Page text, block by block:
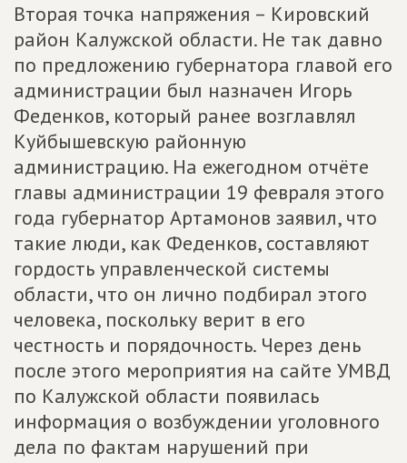
Вторая точка напряжения – Кировский
район Калужской области. Не так давно
по предложению губернатора главой его
администрации был назначен Игорь
Феденков, который ранее возглавлял
Куйбышевскую районную
администрацию. На ежегодном отчёте
главы администрации 19 февраля этого
года губернатор Артамонов заявил, что
такие люди, как Феденков, составляют
гордость управленческой системы
области, что он лично подбирал этого
человека, поскольку верит в его
честность и порядочность. Через день
после этого мероприятия на сайте УМВД
по Калужской области появилась
информация о возбуждении уголовного
дела по фактам нарушений при